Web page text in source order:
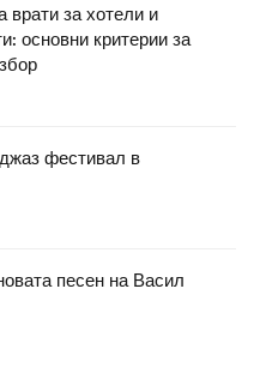
врати за хотели и
основни критерии за
фестивал в
песен на Васил